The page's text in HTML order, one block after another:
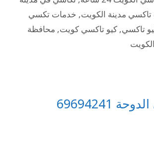
مدينة الكويت, خدمات تكسي
تاكسي, كيو تاكسي كويت, محافظة
69694241